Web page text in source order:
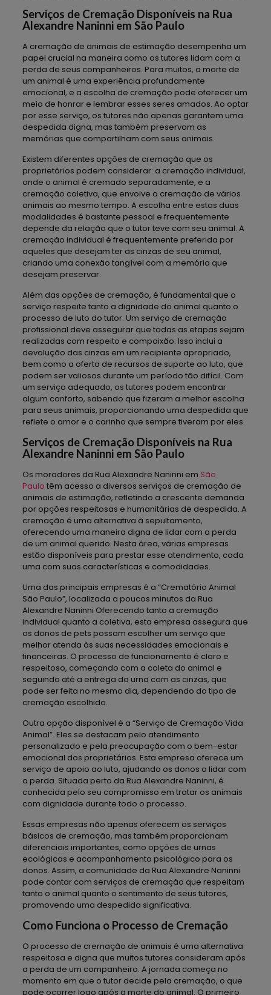
Serviços de Cremação Disponíveis na Rua
Alexandre Naninni em São Paulo
A cremação de animais de estimação desempenha um
papel crucial na maneira como os tutores lidam com a
perda de seus companheiros. Para muitos, a morte de
um animal é uma experiência profundamente
emocional, e a escolha de cremação pode oferecer um
meio de honrar e lembrar esses seres amados. Ao optar
por esse serviço, os tutores não apenas garantem uma
despedida digna, mas também preservam as
memórias que compartilham com seus animais.
Existem diferentes opções de cremação que os
proprietários podem considerar: a cremação individual,
onde o animal é cremado separadamente, e a
cremação coletiva, que envolve a cremação de vários
animais ao mesmo tempo. A escolha entre estas duas
modalidades é bastante pessoal e frequentemente
depende da relação que o tutor teve com seu animal. A
cremação individual é frequentemente preferida por
aqueles que desejam ter as cinzas de seu animal,
criando uma conexão tangível com a memória que
desejam preservar.
Além das opções de cremação, é fundamental que o
serviço respeite tanto a dignidade do animal quanto o
processo de luto do tutor. Um serviço de cremação
profissional deve assegurar que todas as etapas sejam
realizadas com respeito e compaixão. Isso inclui a
devolução das cinzas em um recipiente apropriado,
bem como a oferta de recursos de suporte ao luto, que
podem ser valiosos durante um período tão difícil. Com
um serviço adequado, os tutores podem encontrar
algum conforto, sabendo que fizeram a melhor escolha
para seus animais, proporcionando uma despedida que
reflete o amor e o carinho que sempre tiveram por eles.
Serviços de Cremação Disponíveis na Rua
Alexandre Naninni em São Paulo
Os moradores da Rua Alexandre Naninni em São
Paulo têm acesso a diversos serviços de cremação de
animais de estimação, refletindo a crescente demanda
por opções respeitosas e humanitárias de despedida. A
cremação é uma alternativa à sepultamento,
oferecendo uma maneira digna de lidar com a perda
de um animal querido. Nesta área, várias empresas
estão disponíveis para prestar esse atendimento, cada
uma com suas características e comodidades.
Uma das principais empresas é a “Crematório Animal
São Paulo”, localizada a poucos minutos da Rua
Alexandre Naninni Oferecendo tanto a cremação
individual quanto a coletiva, esta empresa assegura que
os donos de pets possam escolher um serviço que
melhor atenda às suas necessidades emocionais e
financeiras. O processo de funcionamento é claro e
respeitoso, começando com a coleta do animal e
seguindo até a entrega da urna com as cinzas, que
pode ser feita no mesmo dia, dependendo do tipo de
cremação escolhido.
Outra opção disponível é a “Serviço de Cremação Vida
Animal”. Eles se destacam pelo atendimento
personalizado e pela preocupação com o bem-estar
emocional dos proprietários. Esta empresa oferece um
serviço de apoio ao luto, ajudando os donos a lidar com
a perda. Situada perto da Rua Alexandre Naninni, é
conhecida pelo seu compromisso em tratar os animais
com dignidade durante todo o processo.
Essas empresas não apenas oferecem os serviços
básicos de cremação, mas também proporcionam
diferenciais importantes, como opções de urnas
ecológicas e acompanhamento psicológico para os
donos. Assim, a comunidade da Rua Alexandre Naninni
pode contar com serviços de cremação que respeitam
tanto o animal quanto o sentimento de seus tutores,
promovendo uma despedida significativa.
Como Funciona o Processo de Cremação
O processo de cremação de animais é uma alternativa
respeitosa e digna que muitos tutores consideram após
a perda de um companheiro. A jornada começa no
momento em que o tutor decide pela cremação, o que
pode ocorrer logo após a morte do animal. O primeiro